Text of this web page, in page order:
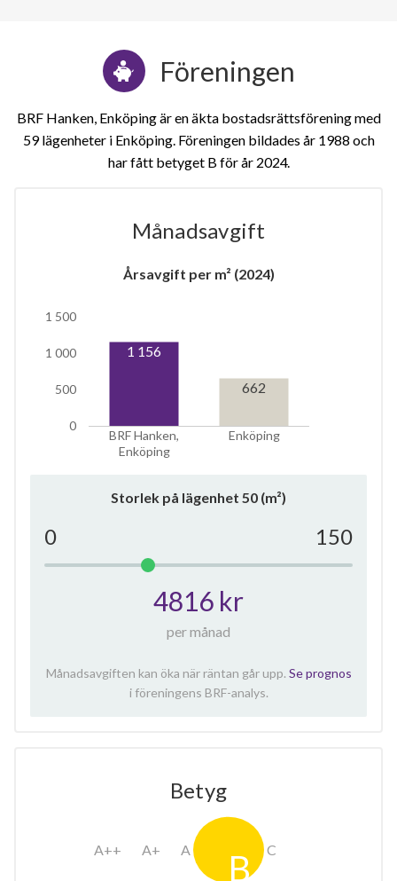
16
lägenheter
Föreningen
BRF Hanken, Enköping är en äkta bostadsrättsförening med
59 lägenheter i Enköping. Föreningen bildades år 1988 och
har fått betyget B för år 2024
Månadsavgift
Årsavgift per m² (2024)
BRF Hanken,
Enköping
Enköping
0
500
1 000
1 500
1 156
662
Storlek på lägenhet 50 (m²)
0 150
4816 kr
per månad
Månadsavgiften kan öka när räntan går upp. Se prognos
i föreningens BRF-analys.
Betyg